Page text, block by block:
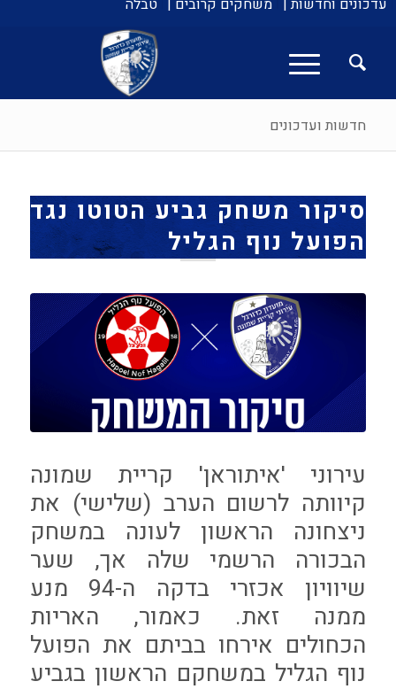
עדכונים וחדשות | משחקים קרובים | טבלה
חדשות ועדכונים
סיקור משחק גביע הטוטו נגד
הפועל נוף הגליל
עירוני 'איתוראן' קריית שמונה
קיוותה לרשום הערב (שלישי) את
ניצחונה הראשון לעונה במשחק
הבכורה הרשמי שלה אך, שער
שיוויון אכזרי בדקה ה-94 מנע
ממנה זאת. כאמור, האריות
הכחולים אירחו בביתם את הפועל
נוף הגליל במשחקם הראשון בגביע